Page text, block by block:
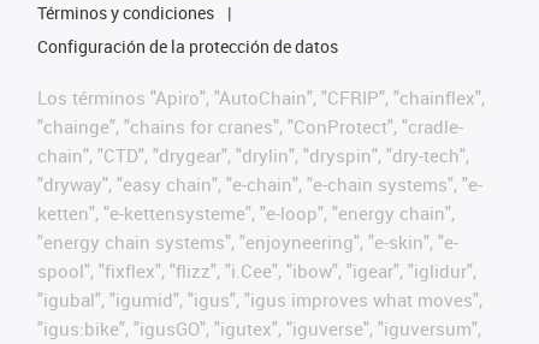
Términos y condiciones
Configuración de la protección de datos
Los términos "Apiro", "AutoChain", "CFRIP", "chainflex",
"chainge", "chains for cranes", "ConProtect", "cradle-
chain", "CTD", "drygear", "drylin", "dryspin", "dry-tech",
"dryway", "easy chain", "e-chain", "e-chain systems", "e-
ketten", "e-kettensysteme", "e-loop", "energy chain",
"energy chain systems", "enjoyneering", "e-skin", "e-
spool", "fixflex", "flizz", "i.Cee", "ibow", "igear", "iglidur",
"igubal", "igumid", "igus", "igus improves what moves",
"igus:bike", "igusGO", "igutex", "iguverse", "iguversum",